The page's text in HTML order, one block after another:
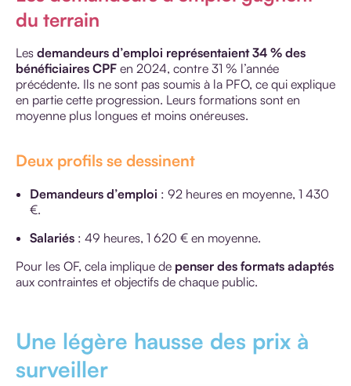
du terrain
Les demandeurs d’emploi représentaient 34 % des
bénéficiaires CPF en 2024, contre 31 % l’année
précédente. Ils ne sont pas soumis à la PFO, ce qui explique
en partie cette progression. Leurs formations sont en
moyenne plus longues et moins onéreuses.
Deux profils se dessinent
Demandeurs d’emploi : 92 heures en moyenne, 1 430
€.
Salariés : 49 heures, 1 620 € en moyenne.
Pour les OF, cela implique de penser des formats adaptés
aux contraintes et objectifs de chaque public.
Une légère hausse des prix à
surveiller